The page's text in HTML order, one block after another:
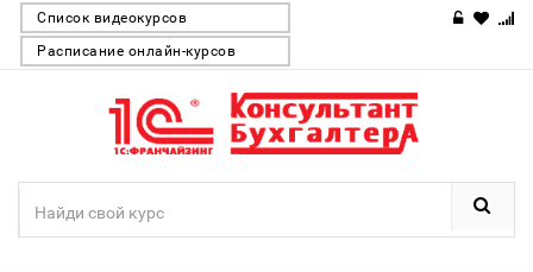
Список видеокурсов
Расписание онлайн-курсов